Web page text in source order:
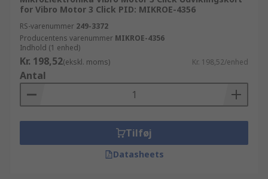
for Vibro Motor 3 Click PID: MIKROE-4356
RS-varenummer 249-3372
Producentens varenummer MIKROE-4356
Indhold (1 enhed)
Kr. 198,52(ekskl. moms) Kr. 198,52/enhed
Antal
Tilføj
Datasheets